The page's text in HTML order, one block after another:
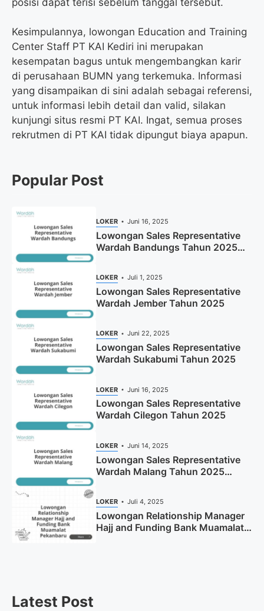
Kesimpulannya, lowongan Education and Training
Center Staff PT KAI Kediri ini merupakan
kesempatan bagus untuk mengembangkan karir
di perusahaan BUMN yang terkemuka. Informasi
yang disampaikan di sini adalah sebagai referensi,
untuk informasi lebih detail dan valid, silakan
kunjungi situs resmi PT KAI. Ingat, semua proses
rekrutmen di PT KAI tidak dipungut biaya apapun.
Popular Post
LOKER Juni 16, 2025
Lowongan Sales Representative
Wardah Bandungs Tahun 2025
LOKER Juli 1, 2025
Lowongan Sales Representative
Wardah Jember Tahun 2025
LOKER Juni 22, 2025
Lowongan Sales Representative
Wardah Sukabumi Tahun 2025
LOKER Juni 16, 2025
Lowongan Sales Representative
Wardah Cilegon Tahun 2025
LOKER Juni 14, 2025
Lowongan Sales Representative
Wardah Malang Tahun 2025
LOKER Juli 4, 2025
Lowongan Relationship Manager
Hajj and Funding Bank Muamalat
Latest Post